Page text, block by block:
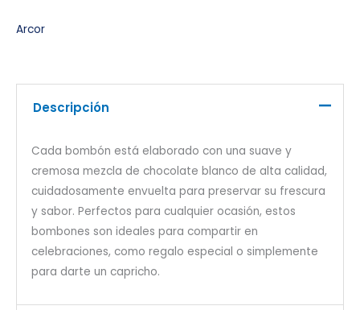
Arcor
Descripción
Cada bombón está elaborado con una suave y
cremosa mezcla de chocolate blanco de alta calidad,
cuidadosamente envuelta para preservar su frescura
y sabor. Perfectos para cualquier ocasión, estos
bombones son ideales para compartir en
celebraciones, como regalo especial o simplemente
para darte un capricho.